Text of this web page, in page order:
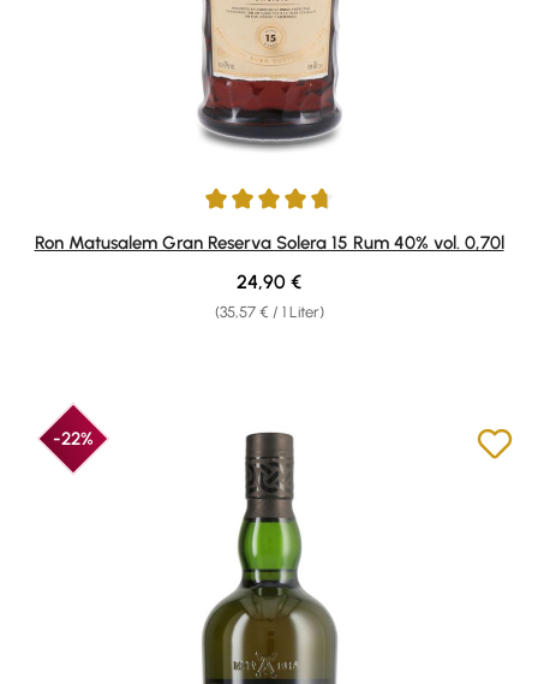
Durchschnittliche Bewertung von 4.81 von 5 Sternen
Ron Matusalem Gran Reserva Solera 15 Rum 40% vol. 0,70l
(35,57 € / 1 Liter)
Regulärer Preis:
24,90 €
-22%